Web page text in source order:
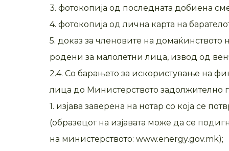
3. фотокопија од последната добиена
4. фотокопија од лична карта на
5. доказ за членовите на домаќинството
родени за малолетни лица, извод од
2.4. Со барањето за искористување на
лица до Министерството задолжително
1. изјава заверена на нотар со која се
(образецот на изјавата може да се
на министерството: www.energy.gov.mk);